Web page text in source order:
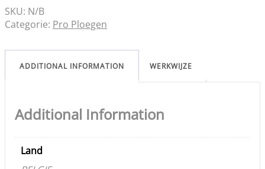
SKU: N/B
Categorie: Pro Ploegen
ADDITIONAL INFORMATION WERKWIJZE
Additional Information
Land